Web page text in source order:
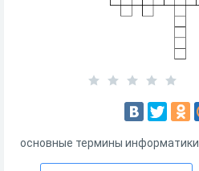
основные термины информатики